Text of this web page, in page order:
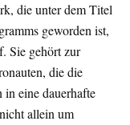
die unter dem Titel
geworden ist,
Sie gehört zur
die die
eine dauerhafte
allein um